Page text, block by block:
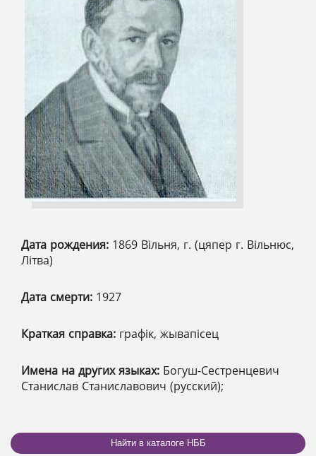
Дата рождения: 1869 Вільня, г. (цяпер г. Вільнюс,
Літва)
Дата смерти: 1927
Краткая справка: графік, жывапісец
Имена на других языках: Богуш-Сестренцевич
Станислав Станиславович (русский);
Найти в каталоге НББ